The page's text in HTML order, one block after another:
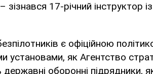
зізнався 17-річний інструктор
є офіційною
як Агентство
державні оборонні підрядники,